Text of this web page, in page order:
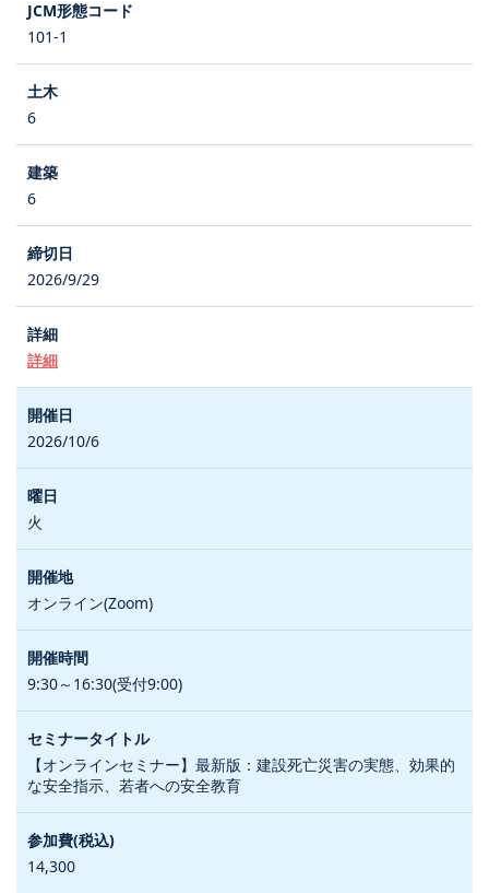
101-1
6
6
2026/9/29
詳細
2026/10/6
火
オンライン(Zoom)
9:30～16:30(受付9:00)
【オンラインセミナー】最新版：建設死亡災害の実態、効果的
な安全指示、若者への安全教育
14,300